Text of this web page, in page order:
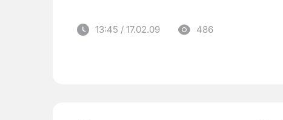
13:45 / 17.02.09 486